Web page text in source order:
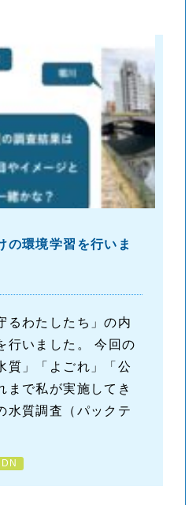
の環境学習を行いま
るわたしたち」の内
行いました。 今回の
質」「よごれ」「公
まで私が実施してき
水質調査（パックテ